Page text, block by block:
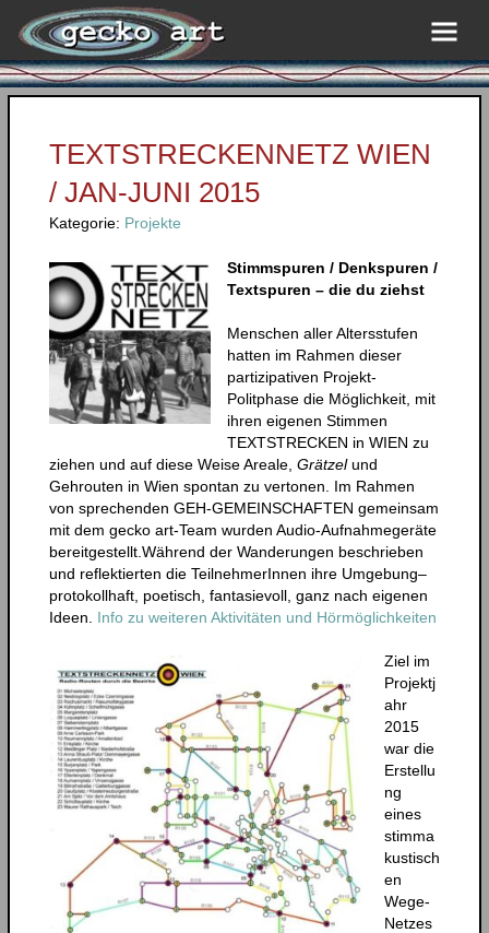
TEXTSTRECKENNETZ WIEN
/ JAN-JUNI 2015
Kategorie: Projekte
Stimmspuren / Denkspuren /
Textspuren – die du ziehst
Menschen aller Altersstufen
hatten im Rahmen dieser
partizipativen Projekt-
Politphase die Möglichkeit, mit
ihren eigenen Stimmen
TEXTSTRECKEN in WIEN zu
ziehen und auf diese Weise Areale, Grätzelund
Gehrouten in Wien spontan zu vertonen. Im Rahmen
von sprechenden GEH-GEMEINSCHAFTEN gemeinsam
mit dem gecko art-Team wurden Audio-Aufnahmegeräte
bereitgestellt. Während der Wanderungen beschrieben
und reflektierten die TeilnehmerInnen ihre Umgebung–
protokollhaft, poetisch, fantasievoll, ganz nach eigenen
Ideen. Info zu weiteren Aktivitäten und Hörmöglichkeiten
Ziel im
Projektj
ahr
2015
war die
Erstellu
ng
eines
stimma
kustisch
en
Wege-
Netzes